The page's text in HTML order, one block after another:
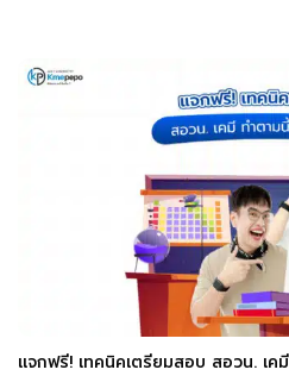
แจกฟรี! เทคนิคเตรียมสอบ สอวน. เค